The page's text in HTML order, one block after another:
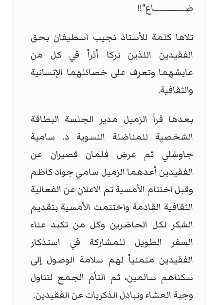
ضــــــــــــــــاع!!"
تلاها كلمة للأستاذ نجيب اسطيفان بحق
الفقيدين اللذين تركا أثراً في كل من
عايشهما وتعرف على خصائلهما الإنسانية
والثقافية.
بعدها قرأ الزميل مدير الجلسة البطاقة
الشخصية للمناضلة النسوية د. سامية
جاوشلي ثم عرض فلمان قصيران عن
الفقيدين أعدهما الزميل سامي جواد كاظم
وقبل اختتام الأمسية تم الاعلان عن الفعالية
الثقافية القادمة واختتمت الأمسية بتقديم
الشكر لكل الحاضرين وكل من تكبد عناء
السفر الطويل للمشاركة في استذكار
الفقيدين متمنياً لهم سلامة الوصول إلى
سكناهم سالمين، ثم التأم الجمع لتناول
وجبة العشاء وتبادل الذكريات عن الفقيدين.